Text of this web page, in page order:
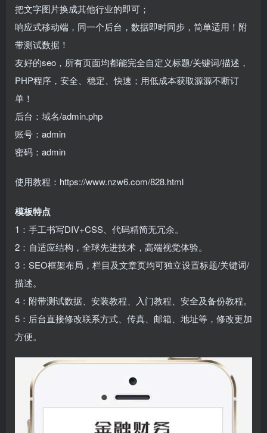
把文字图片换成其他行业的即可；
响应式移动端，同一个后台，数据即时同步，简单适用！附
带测试数据！
友好的seo，所有页面均都能完全自定义标题/关键词/描述，
PHP程序，安全、稳定、快速；用低成本获取源源不断订
单！
后台：域名/admin.php
账号：admin
密码：admin
使用教程：https://www.nzw6.com/828.html
模板特点
1：手工书写DIV+CSS、代码精简无冗余。
2：自适应结构，全球先进技术，高端视觉体验。
3：SEO框架布局，栏目及文章页均可独立设置标题/关键词/
描述。
4：附带测试数据、安装教程、入门教程、安全及备份教程。
5：后台直接修改联系方式、传真、邮箱、地址等，修改更加
方便。